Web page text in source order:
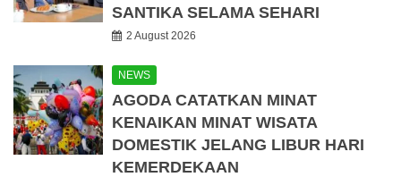
SANTIKA SELAMA SEHARI
2 August 2026
NEWS
AGODA CATATKAN MINAT
KENAIKAN MINAT WISATA
DOMESTIK JELANG LIBUR HARI
KEMERDEKAAN